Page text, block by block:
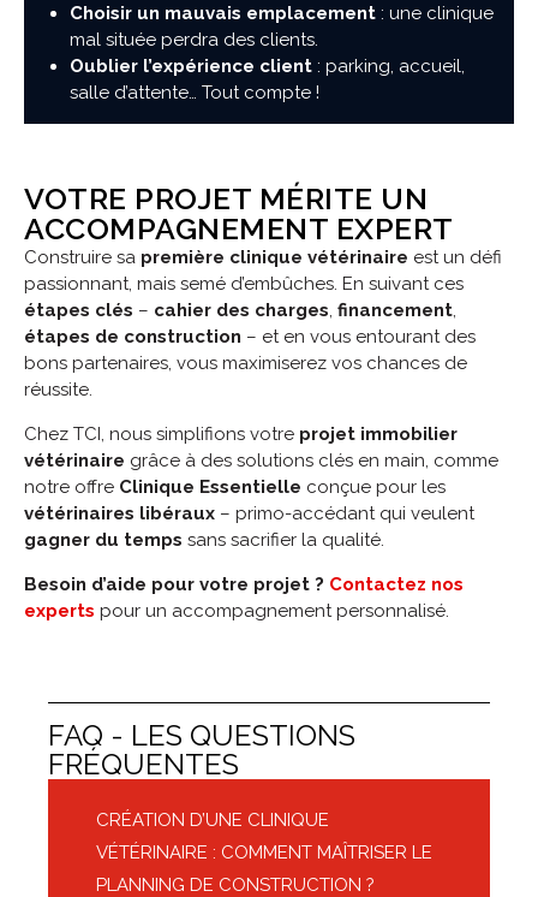
Choisir un mauvais emplacement: une clinique
mal située perdra des clients.
Oublier l’expérience client: parking, accueil,
salle d’attente… Tout compte !
VOTRE PROJET MÉRITE UN
ACCOMPAGNEMENT EXPERT
Construire sa première clinique vétérinaire est un défi
passionnant, mais semé d’embûches. En suivant ces
étapes clés – cahier des charges, financement,
étapes de construction – et en vous entourant des
bons partenaires, vous maximiserez vos chances de
réussite.
Chez TCI, nous simplifions votre projet immobilier
vétérinaire grâce à des solutions clés en main, comme
notre offre Clinique Essentielle conçue pour les
vétérinaires libéraux – primo-accédant qui veulent
gagner du temps sans sacrifier la qualité.
Besoin d’aide pour votre projet ? Contactez nos
experts pour un accompagnement personnalisé.
FAQ - LES QUESTIONS
FRÉQUENTES
CRÉATION D’UNE CLINIQUE
VÉTÉRINAIRE : COMMENT MAÎTRISER LE
PLANNING DE CONSTRUCTION ?